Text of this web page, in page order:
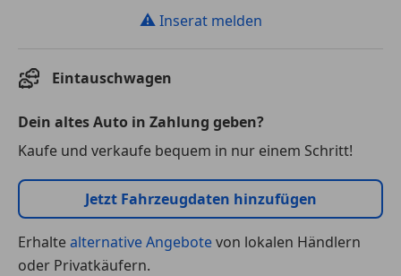
⚠ Inserat melden
Eintauschwagen
Dein altes Auto in Zahlung geben?
Kaufe und verkaufe bequem in nur einem Schritt!
Jetzt Fahrzeugdaten hinzufügen
Erhaltealternative Angebotevon lokalen Händlern
oder Privatkäufern.